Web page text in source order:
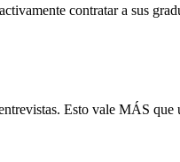
contratar a sus
Esto vale MÁS